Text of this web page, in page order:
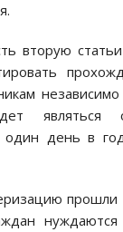
вторую
являться
день в